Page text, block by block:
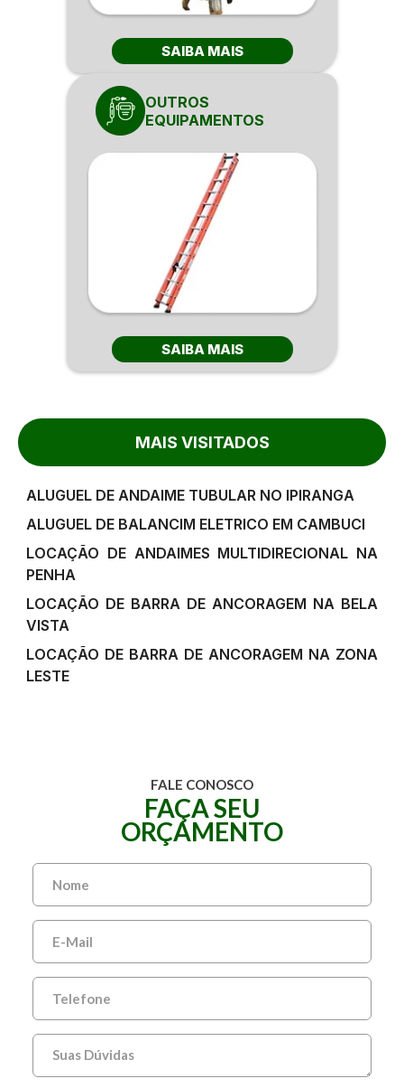
SAIBA MAIS
OUTROS
EQUIPAMENTOS
SAIBA MAIS
MAIS VISITADOS
ALUGUEL DE ANDAIME TUBULAR NO IPIRANGA
ALUGUEL DE BALANCIM ELETRICO EM CAMBUCI
LOCAÇÃO DE ANDAIMES MULTIDIRECIONAL NA
PENHA
LOCAÇÃO DE BARRA DE ANCORAGEM NA BELA
VISTA
LOCAÇÃO DE BARRA DE ANCORAGEM NA ZONA
LESTE
FALE CONOSCO
FAÇA SEU
ORÇAMENTO